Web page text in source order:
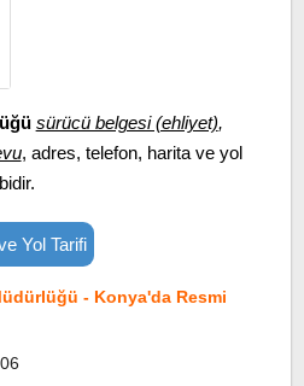
sürücü belgesi (ehliyet),
, adres, telefon, harita ve yol
Yol Tarifi
- Konya'da Resmi